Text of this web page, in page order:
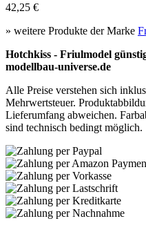
42,25 €
» weitere Produkte der Marke
Hotchkiss - Friulmodel
modellbau-universe.de
Alle Preise verstehen sich
Mehrwertsteuer.
Lieferumfang abweichen.
sind technisch bedingt möglich.